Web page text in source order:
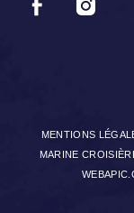
MENTIONS
MARINE